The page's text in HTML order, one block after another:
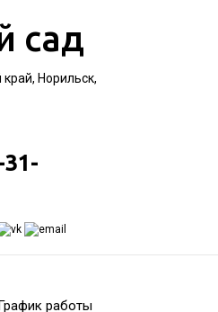
сад
Норильск,
31-
работы